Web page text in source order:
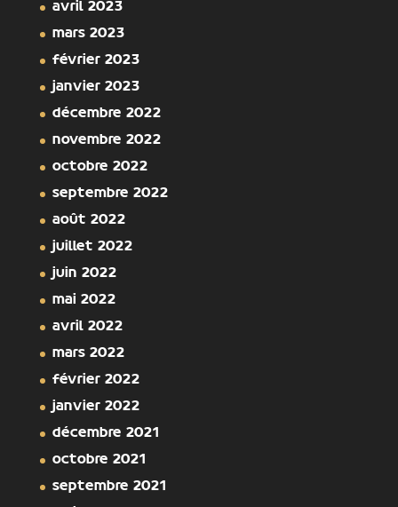
avril 2023
mars 2023
février 2023
janvier 2023
décembre 2022
novembre 2022
octobre 2022
septembre 2022
août 2022
juillet 2022
juin 2022
mai 2022
avril 2022
mars 2022
février 2022
janvier 2022
décembre 2021
octobre 2021
septembre 2021